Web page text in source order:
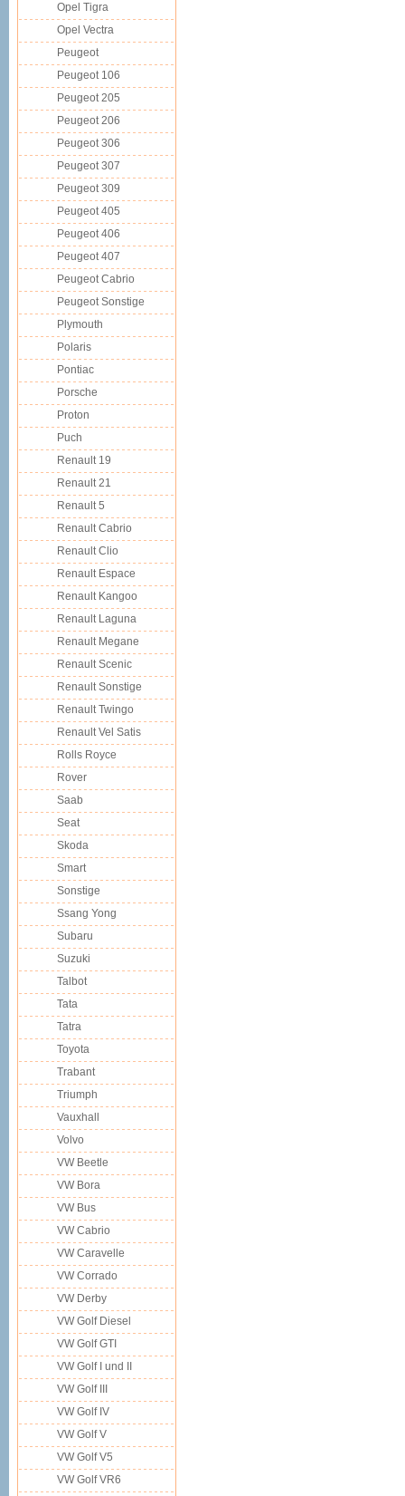
Opel Tigra
Opel Vectra
Peugeot
Peugeot 106
Peugeot 205
Peugeot 206
Peugeot 306
Peugeot 307
Peugeot 309
Peugeot 405
Peugeot 406
Peugeot 407
Peugeot Cabrio
Peugeot Sonstige
Plymouth
Polaris
Pontiac
Porsche
Proton
Puch
Renault 19
Renault 21
Renault 5
Renault Cabrio
Renault Clio
Renault Espace
Renault Kangoo
Renault Laguna
Renault Megane
Renault Scenic
Renault Sonstige
Renault Twingo
Renault Vel Satis
Rolls Royce
Rover
Saab
Seat
Skoda
Smart
Sonstige
Ssang Yong
Subaru
Suzuki
Talbot
Tata
Tatra
Toyota
Trabant
Triumph
Vauxhall
Volvo
VW Beetle
VW Bora
VW Bus
VW Cabrio
VW Caravelle
VW Corrado
VW Derby
VW Golf Diesel
VW Golf GTI
VW Golf I und II
VW Golf III
VW Golf IV
VW Golf V
VW Golf V5
VW Golf VR6